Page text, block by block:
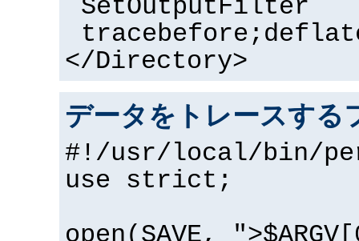
SetOutputFilter
</Directory>
データをトレースする
#!/usr/local/bin/
use strict;